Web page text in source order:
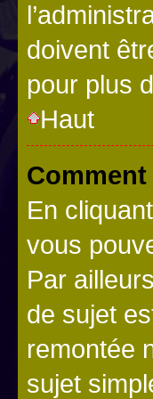
doivent
pour plus
Haut
En
vous
Par
de sujet
remontée
sujet